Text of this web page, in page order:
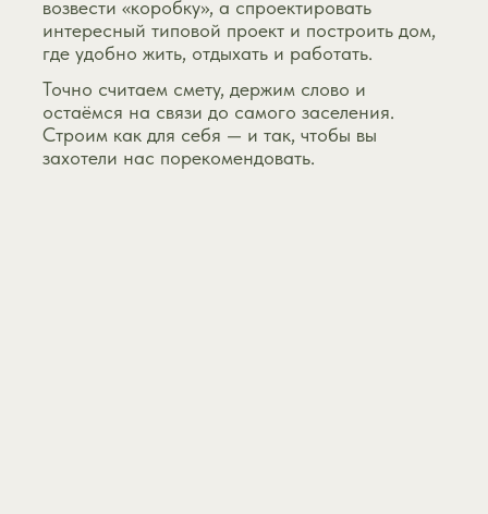
возвести «коробку», а спроектировать
интересный типовой проект и построить дом,
где удобно жить, отдыхать и работать.
Точно считаем смету, держим слово и
остаёмся на связи до самого заселения.
Строим как для себя — и так, чтобы вы
захотели нас порекомендовать.